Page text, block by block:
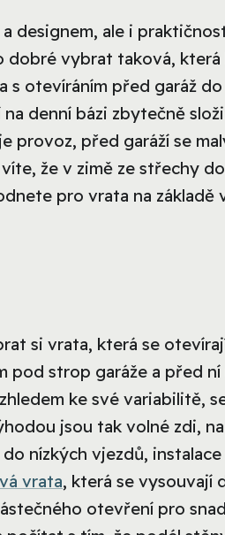
designem, ale i
dobré vybrat taková, která
s otevíráním před garáž
denní bázi zbytečně
provoz, před garáží se
že v zimě ze střechy
pro vrata na základě
si vrata, která se
pod strop garáže a před
ke své variabilitě,
jsou tak volné zdi,
nízkých vjezdů, instalace
vrata, která se vysouvají
otevření pro